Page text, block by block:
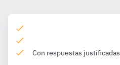
Con respuestas justificadas